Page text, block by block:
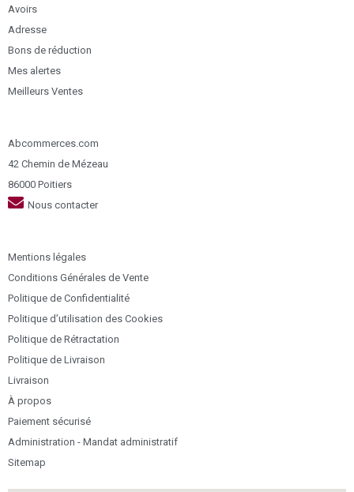
Avoirs
Adresse
Bons de réduction
Mes alertes
Meilleurs Ventes
Abcommerces.com
42 Chemin de Mézeau
86000 Poitiers
Nous contacter
Mentions légales
Conditions Générales de Vente
Politique de Confidentialité
Politique d’utilisation des Cookies
Politique de Rétractation
Politique de Livraison
Livraison
À propos
Paiement sécurisé
Administration - Mandat administratif
Sitemap